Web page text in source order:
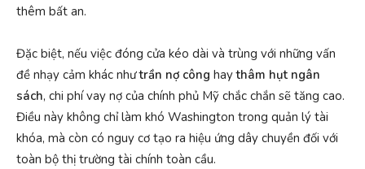
thêm bất an.
Đặc biệt, nếu việc đóng cửa kéo dài và trùng với những vấn
đề nhạy cảm khác nhưtrần nợ công haythâm hụt ngân
sách, chi phí vay nợ của chính phủ Mỹ chắc chắn sẽ tăng cao.
Điều này không chỉ làm khó Washington trong quản lý tài
khóa, mà còn có nguy cơ tạo ra hiệu ứng dây chuyền đối với
toàn bộ thị trường tài chính toàn cầu.